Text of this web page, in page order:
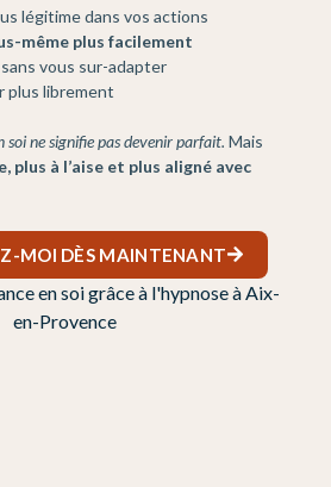
légitime dans vos actions
même plus facilement
vous sur-adapter
plus librement
soi ne signifie pas devenir parfait. Mais
plus à l’aise et plus aligné avec
MOI DÈS MAINTENANT